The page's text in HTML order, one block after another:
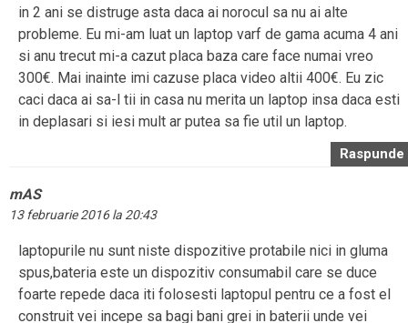
in 2 ani se distruge asta daca ai norocul sa nu ai alte
probleme. Eu mi-am luat un laptop varf de gama acuma 4 ani
si anu trecut mi-a cazut placa baza care face numai vreo
300€. Mai inainte imi cazuse placa video altii 400€. Eu zic
caci daca ai sa-l tii in casa nu merita un laptop insa daca esti
in deplasari si iesi mult ar putea sa fie util un laptop.
Raspunde
mAS
13 februarie 2016 la 20:43
laptopurile nu sunt niste dispozitive protabile nici in gluma
spus,bateria este un dispozitiv consumabil care se duce
foarte repede daca iti folosesti laptopul pentru ce a fost el
construit vei incepe sa bagi bani grei in baterii unde vei